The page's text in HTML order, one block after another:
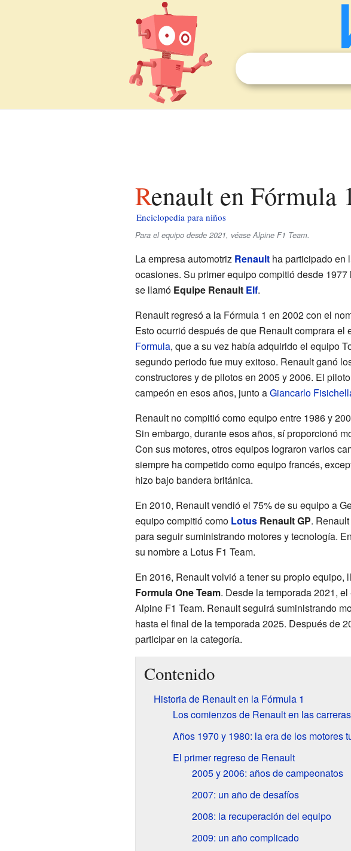
Renault en Fórmula
Enciclopedia para niños
Para el equipo desde 2021, véase Alpine F1 Team.
La empresa automotriz Renaultha participado en
ocasiones. Su primer equipo compitió desde
se llamó Equipe Renault Elf.
Renault regresó a la Fórmula 1 en 2002 con el
Esto ocurrió después de que Renault comprara el
Formula, que a su vez había adquirido el equipo
segundo periodo fue muy exitoso. Renault ganó
constructores y de pilotos en 2005 y 2006. El piloto
campeón en esos años, junto aGiancarlo
Renault no compitió como equipo entre 1986 y
Sin embargo, durante esos años, sí proporcionó
Con sus motores, otros equipos lograron varios
siempre ha competido como equipo francés,
hizo bajo bandera británica.
En 2010, Renault vendió el 75% de su equipo a
equipo compitió como LotusRenault GP.
para seguir suministrando motores y tecnología.
su nombre a Lotus F1 Team.
En 2016, Renault volvió a tener su propio equipo,
Formula One Team. Desde la temporada 2021,
Alpine F1 Team. Renault seguirá suministrando
hasta el final de la temporada 2025. Después de
participar en la categoría.
Contenido
Historia de Renault en la Fórmula 1
Los comienzos de Renault en las carreras
Años 1970 y 1980: la era de los motores
El primer regreso de Renault
2005 y 2006: años de campeonatos
2007: un año de desafíos
2008: la recuperación del equipo
2009: un año complicado